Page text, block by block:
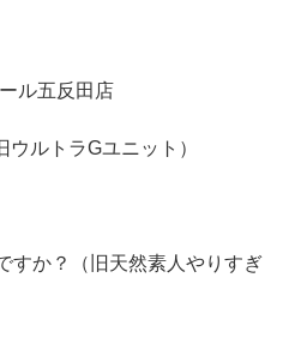
ル五反田店
ルトラGユニット）
すか？（旧天然素人やりすぎ